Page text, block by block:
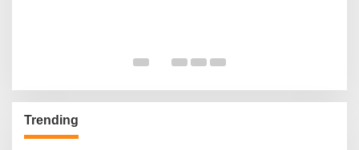
Trending